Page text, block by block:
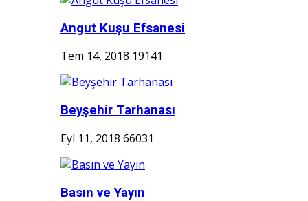
Angut Kuşu Efsanesi
Tem 14, 2018 19141
Beyşehir Tarhanası
Eyl 11, 2018 66031
Basın ve Yayın